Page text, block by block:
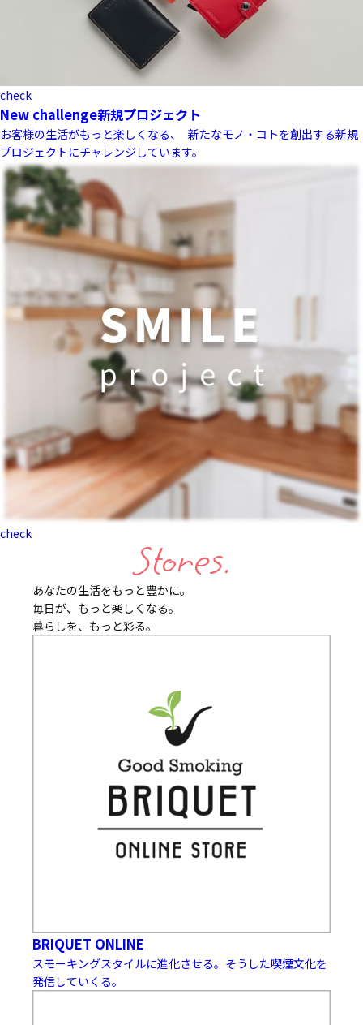
check
New challenge新規プロジェクト
お客様の生活がもっと楽しくなる、 新たなモノ・コトを創出する新規
プロジェクトにチャレンジしています。
check
Stores.
あなたの生活をもっと豊かに。
毎日が、もっと楽しくなる。
暮らしを、もっと彩る。
BRIQUET ONLINE
スモーキングスタイルに進化させる。そうした喫煙文化を
発信していくる。